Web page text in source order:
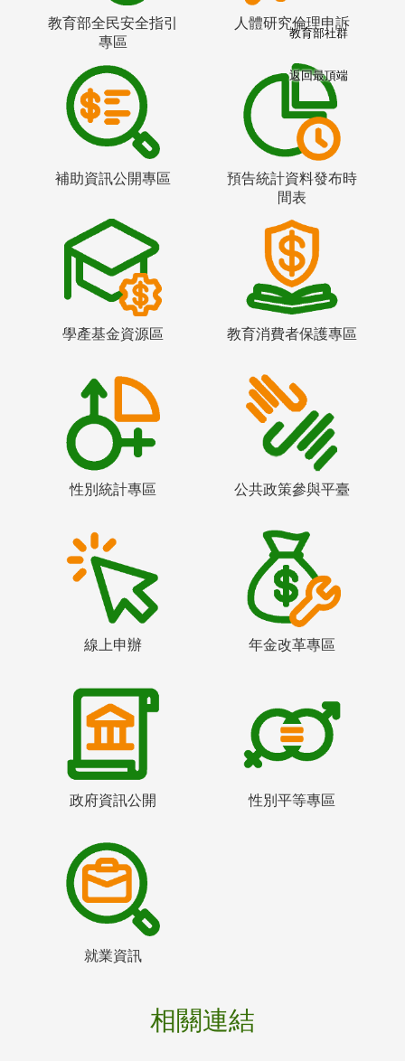
教育部全民安全指引
專區
人體研究倫理申訴
補助資訊公開專區
預告統計資料發布時
間表
學產基金資源區 教育消費者保護專區
性別統計專區 公共政策參與平臺
線上申辦 年金改革專區
政府資訊公開 性別平等專區
就業資訊
相關連結
教育部社群
返回最頂端